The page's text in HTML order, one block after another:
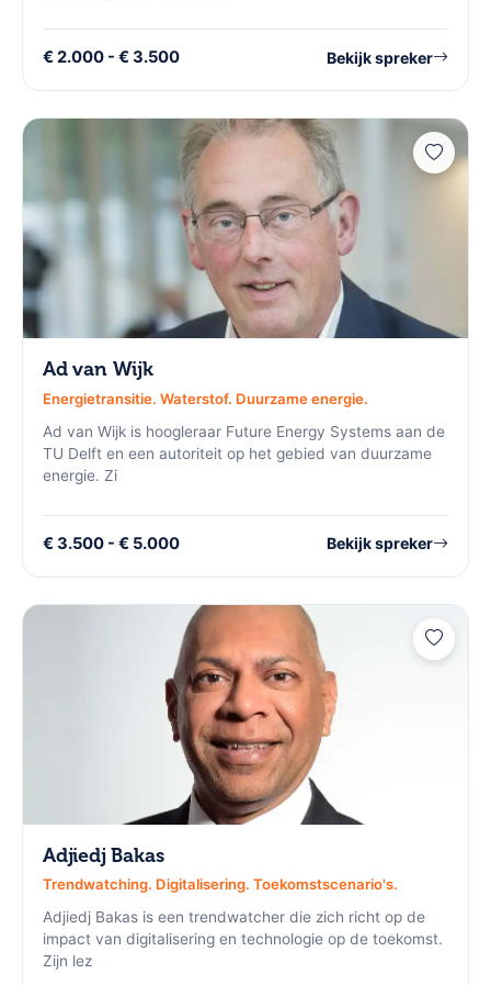
€ 2.000 - € 3.500 Bekijk spreker
Ad van Wijk
Energietransitie. Waterstof. Duurzame energie.
Ad van Wijk is hoogleraar Future Energy Systems aan de
TU Delft en een autoriteit op het gebied van duurzame
energie. Zi
€ 3.500 - € 5.000 Bekijk spreker
Adjiedj Bakas
Trendwatching. Digitalisering. Toekomstscenario's.
Adjiedj Bakas is een trendwatcher die zich richt op de
impact van digitalisering en technologie op de toekomst.
Zijn lez